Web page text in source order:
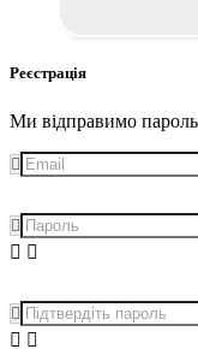
Реєстрація
Ми відправимо